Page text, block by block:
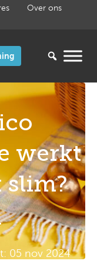
Over ons
05 nov 2024
werkt
slim?
05 nov 2024